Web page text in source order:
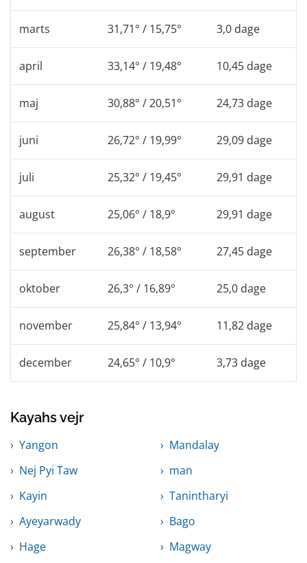
marts 31,71° / 15,75° 3,0 dage
april 33,14° / 19,48° 10,45 dage
maj 30,88° / 20,51° 24,73 dage
juni 26,72° / 19,99° 29,09 dage
juli 25,32° / 19,45° 29,91 dage
august 25,06° / 18,9° 29,91 dage
september 26,38° / 18,58° 27,45 dage
oktober 26,3° / 16,89° 25,0 dage
november 25,84° / 13,94° 11,82 dage
december 24,65° / 10,9° 3,73 dage
Kayahs vejr
Yangon
Mandalay
Nej Pyi Taw
man
Kayin
Tanintharyi
Ayeyarwady
Bago
Hage
Magway